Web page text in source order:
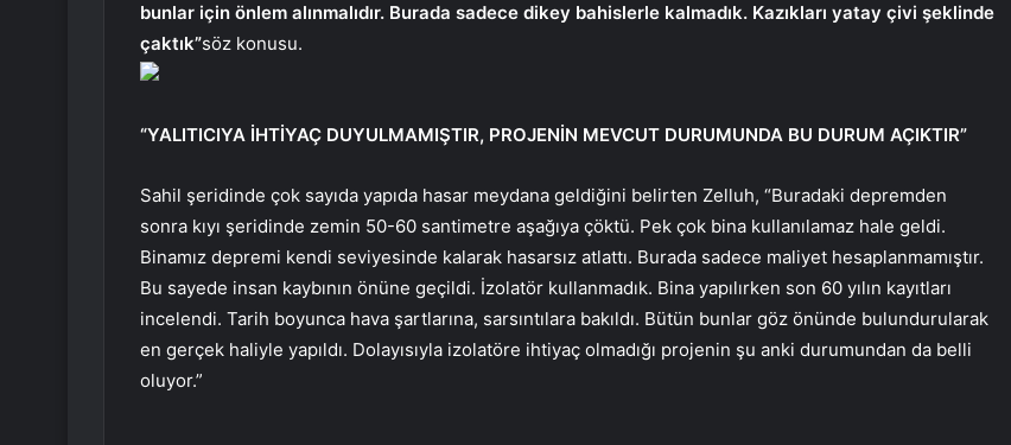
bunlar için önlem alınmalıdır. Burada sadece dikey bahislerle kalmadık. Kazıkları yatay çivi şeklinde
çaktık”söz konusu.
“YALITICIYA İHTİYAÇ DUYULMAMIŞTIR, PROJENİN MEVCUT DURUMUNDA BU DURUM AÇIKTIR”
Sahil şeridinde çok sayıda yapıda hasar meydana geldiğini belirten Zelluh, “Buradaki depremden
sonra kıyı şeridinde zemin 50-60 santimetre aşağıya çöktü. Pek çok bina kullanılamaz hale geldi.
Binamız depremi kendi seviyesinde kalarak hasarsız atlattı. Burada sadece maliyet hesaplanmamıştır.
Bu sayede insan kaybının önüne geçildi. İzolatör kullanmadık. Bina yapılırken son 60 yılın kayıtları
incelendi. Tarih boyunca hava şartlarına, sarsıntılara bakıldı. Bütün bunlar göz önünde bulundurularak
en gerçek haliyle yapıldı. Dolayısıyla izolatöre ihtiyaç olmadığı projenin şu anki durumundan da belli
oluyor.”